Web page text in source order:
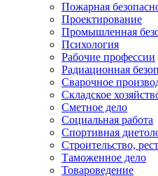
Пожарная
Проектирование
Промышленная
Психология
Рабочие профессии
Радиационная
Сварочное
Складское
Сметное дело
Социальная работа
Спортивная
Строительство,
Таможенное дело
Товароведение